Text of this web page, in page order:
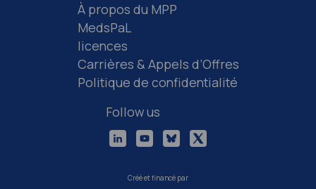
À propos du MPP
MedsPaL
licences
Carrières & Appels d’Offres
Politique de confidentialité
Follow us
Créé et financé par